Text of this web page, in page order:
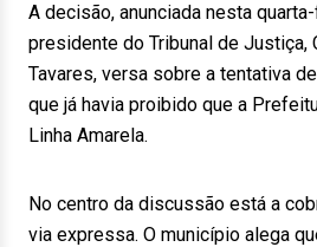
A decisão, anunciada nesta
presidente do Tribunal de Justiça,
Tavares, versa sobre a tentativa
que já havia proibido que a
Linha Amarela.
No centro da discussão está a
via expressa. O município alega